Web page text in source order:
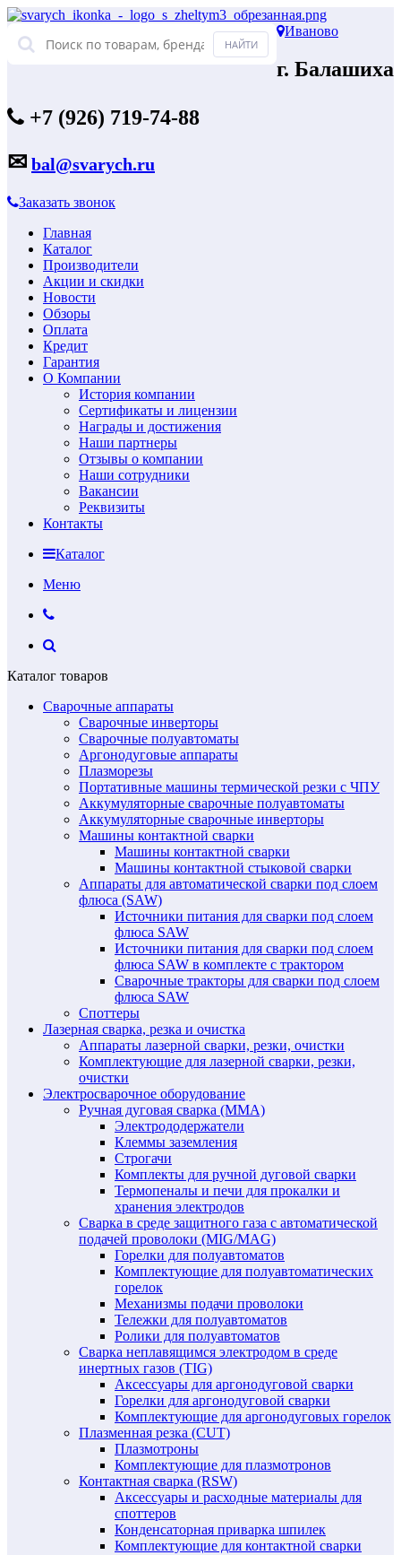
Иваново
г. Балашиха
+7 (926) 719-74-88
✉ bal@svarych.ru
Заказать звонок
Главная
Каталог
Производители
Акции и скидки
Новости
Обзоры
Оплата
Кредит
Гарантия
О Компании
История компании
Сертификаты и лицензии
Награды и достижения
Наши партнеры
Отзывы о компании
Наши сотрудники
Вакансии
Реквизиты
Контакты
Каталог
Меню
Каталог товаров
Сварочные аппараты
Сварочные инверторы
Сварочные полуавтоматы
Аргонодуговые аппараты
Плазморезы
Портативные машины термической резки с ЧПУ
Аккумуляторные сварочные полуавтоматы
Аккумуляторные сварочные инверторы
Машины контактной сварки
Машины контактной сварки
Машины контактной стыковой сварки
Аппараты для автоматической сварки под слоем
флюса (SAW)
Источники питания для сварки под слоем
флюса SAW
Источники питания для сварки под слоем
флюса SAW в комплекте с трактором
Сварочные тракторы для сварки под слоем
флюса SAW
Споттеры
Лазерная сварка, резка и очистка
Аппараты лазерной сварки, резки, очистки
Комплектующие для лазерной сварки, резки,
очистки
Электросварочное оборудование
Ручная дуговая сварка (MMA)
Электрододержатели
Клеммы заземления
Строгачи
Комплекты для ручной дуговой сварки
Термопеналы и печи для прокалки и
хранения электродов
Сварка в среде защитного газа с автоматической
подачей проволоки (MIG/MAG)
Горелки для полуавтоматов
Комплектующие для полуавтоматических
горелок
Механизмы подачи проволоки
Тележки для полуавтоматов
Ролики для полуавтоматов
Сварка неплавящимся электродом в среде
инертных газов (TIG)
Аксессуары для аргонодуговой сварки
Горелки для аргонодуговой сварки
Комплектующие для аргонодуговых горелок
Плазменная резка (CUT)
Плазмотроны
Комплектующие для плазмотронов
Контактная сварка (RSW)
Аксессуары и расходные материалы для
споттеров
Конденсаторная приварка шпилек
Комплектующие для контактной сварки